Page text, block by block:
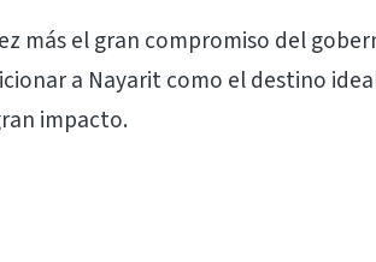
más el gran compromiso del
a Nayarit como el destino
impacto.